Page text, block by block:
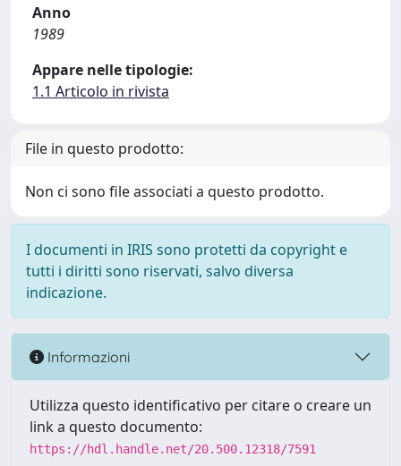
Anno
1989
Appare nelle tipologie:
1.1 Articolo in rivista
File in questo prodotto:
Non ci sono file associati a questo prodotto.
I documenti in IRIS sono protetti da copyright e
tutti i diritti sono riservati, salvo diversa
indicazione.
Informazioni
Utilizza questo identificativo per citare o creare un
link a questo documento:
https://hdl.handle.net/20.500.12318/7591